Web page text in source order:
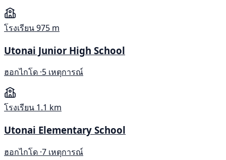
โรงเรียน975 m
Utonai Junior High School
ฮอกไกโด ·5 เหตุการณ์
โรงเรียน 1.1 km
Utonai Elementary School
ฮอกไกโด ·7 เหตุการณ์